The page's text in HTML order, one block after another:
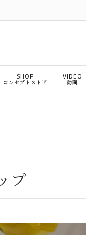
SHOP
コンセプトストア VIDEO
動画
プ